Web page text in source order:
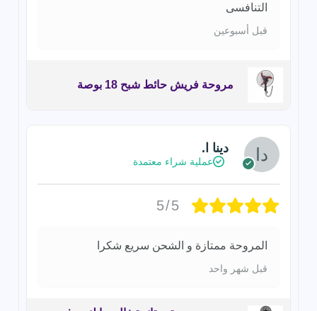
التنافسى
قبل أسبوعين
مروحة فريش حائط شبح 18 بوصة
دينا ا.
عملية شراء معتمدة
5/5
المروحة ممتازة و الشحن سريع شكرا
قبل شهر واحد